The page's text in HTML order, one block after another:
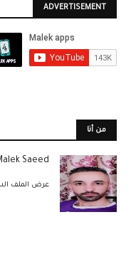
ADVERTISEMENT
من أنا
Saeed
عرض الملف